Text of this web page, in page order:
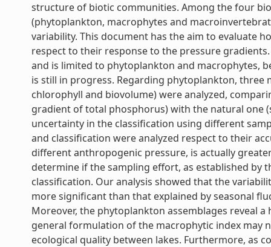
structure of biotic communities. Among the four
(phytoplankton, macrophytes and
variability. This document has the aim to evaluate
respect to their response to the pressure
and is limited to phytoplankton and macrophytes,
is still in progress. Regarding phytoplankton,
chlorophyll and biovolume) were analyzed,
gradient of total phosphorus) with the natural one
uncertainty in the classification using different
and classification were analyzed respect to their
different anthropogenic pressure, is actually
determine if the sampling effort, as established by
classification. Our analysis showed that the
more significant than that explained by seasonal
Moreover, the phytoplankton assemblages reveal
general formulation of the macrophytic index may
ecological quality between lakes. Furthermore, as